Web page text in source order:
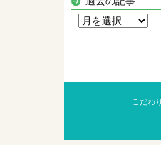
事
こだわ